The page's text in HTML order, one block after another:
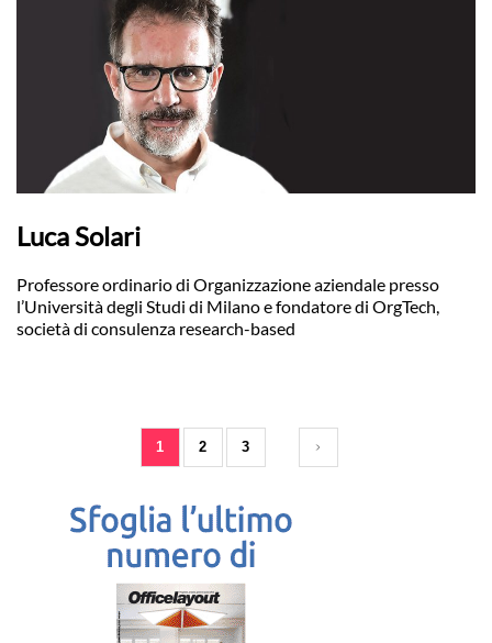
Luca Solari
Professore ordinario di Organizzazione aziendale presso
l’Università degli Studi di Milano e fondatore di OrgTech,
società di consulenza research-based
1 2 3